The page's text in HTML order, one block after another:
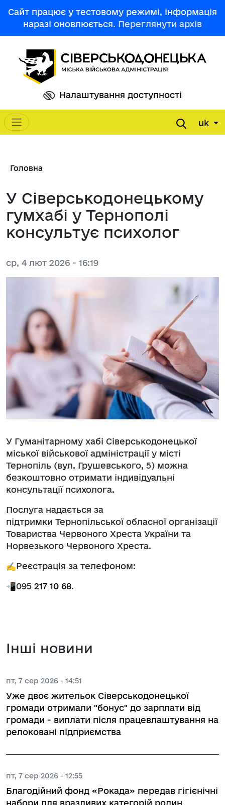
Сайт працює у тестовому режимі, інформація
наразі оновлюється. Переглянути архів
Налаштування доступності
Main navigation uk
Рядок навіґації
Головна
У Сіверськодонецькому
гумхабі у Тернополі
консультує психолог
ср, 4 лют 2026 - 16:19
У Гуманітарному хабі Сіверськодонецької
міської військової адміністрації у місті
Тернопіль (вул. Грушевського, 5) можна
безкоштовно отримати індивідуальні
консультації психолога.
Послуга надається за
підтримки Тернопільської обласної організації
Товариства Червоного Хреста України та
Норвезького Червоного Хреста.
✍️Реєстрація за телефоном:
📲095 217 10 68.
Інші новини
пт, 7 сер 2026 - 14:51
Уже двоє жительок Сіверськодонецької
громади отримали "бонус" до зарплати від
громади - виплати після працевлаштування на
релоковані підприємства
пт, 7 сер 2026 - 12:55
Благодійний фонд «Рокада» передав гігієнічні
набори для вразливих категорій родин